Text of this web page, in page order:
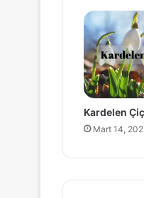
Kardelen
Mart 14,